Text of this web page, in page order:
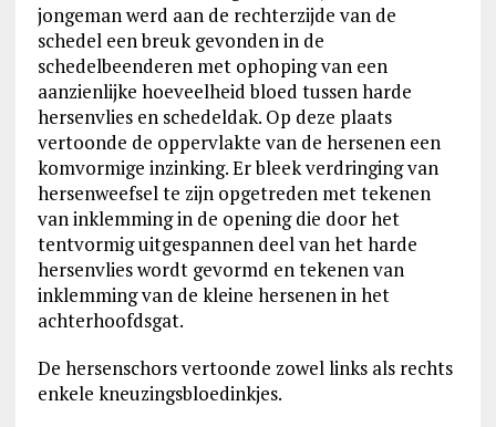
jongeman werd aan de rechterzijde van de
schedel een breuk gevonden in de
schedelbeenderen met ophoping van een
aanzienlijke hoeveelheid bloed tussen harde
hersenvlies en schedeldak. Op deze plaats
vertoonde de oppervlakte van de hersenen een
komvormige inzinking. Er bleek verdringing van
hersenweefsel te zijn opgetreden met tekenen
van inklemming in de opening die door het
tentvormig uitgespannen deel van het harde
hersenvlies wordt gevormd en tekenen van
inklemming van de kleine hersenen in het
achterhoofdsgat.
De hersenschors vertoonde zowel links als rechts
enkele kneuzingsbloedinkjes.